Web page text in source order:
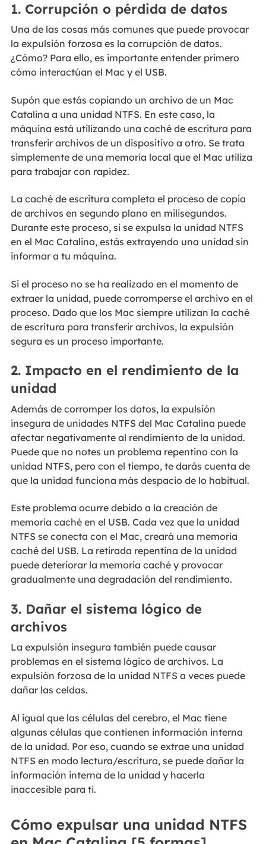
1. Corrupción o pérdida de datos
Una de las cosas más comunes que puede provocar
la expulsión forzosa es la corrupción de datos.
¿Cómo? Para ello, es importante entender primero
cómo interactúan el Mac y el USB.
Supón que estás copiando un archivo de un Mac
Catalina a una unidad NTFS. En este caso, la
máquina está utilizando una caché de escritura para
transferir archivos de un dispositivo a otro. Se trata
simplemente de una memoria local que el Mac utiliza
para trabajar con rapidez.
La caché de escritura completa el proceso de copia
de archivos en segundo plano en milisegundos.
Durante este proceso, si se expulsa la unidad NTFS
en el Mac Catalina, estás extrayendo una unidad sin
informar a tu máquina.
Si el proceso no se ha realizado en el momento de
extraer la unidad, puede corromperse el archivo en el
proceso. Dado que los Mac siempre utilizan la caché
de escritura para transferir archivos, la expulsión
segura es un proceso importante.
2. Impacto en el rendimiento de la
unidad
Además de corromper los datos, la expulsión
insegura de unidades NTFS del Mac Catalina puede
afectar negativamente al rendimiento de la unidad.
Puede que no notes un problema repentino con la
unidad NTFS, pero con el tiempo, te darás cuenta de
que la unidad funciona más despacio de lo habitual.
Este problema ocurre debido a la creación de
memoria caché en el USB. Cada vez que la unidad
NTFS se conecta con el Mac, creará una memoria
caché del USB. La retirada repentina de la unidad
puede deteriorar la memoria caché y provocar
gradualmente una degradación del rendimiento.
3. Dañar el sistema lógico de
archivos
La expulsión insegura también puede causar
problemas en el sistema lógico de archivos. La
expulsión forzosa de la unidad NTFS a veces puede
dañar las celdas.
Al igual que las células del cerebro, el Mac tiene
algunas células que contienen información interna
de la unidad. Por eso, cuando se extrae una unidad
NTFS en modo lectura/escritura, se puede dañar la
información interna de la unidad y hacerla
inaccesible para ti.
Cómo expulsar una unidad NTFS